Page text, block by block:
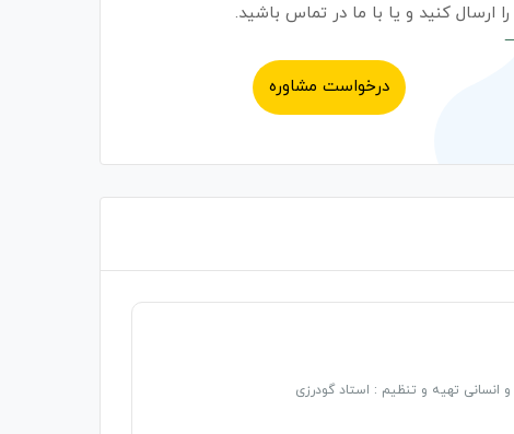
ارسال کنید و یا با ما در تماس باشید.
درخواست مشاوره
انسانی تهیه و تنظیم : استاد گودرزی